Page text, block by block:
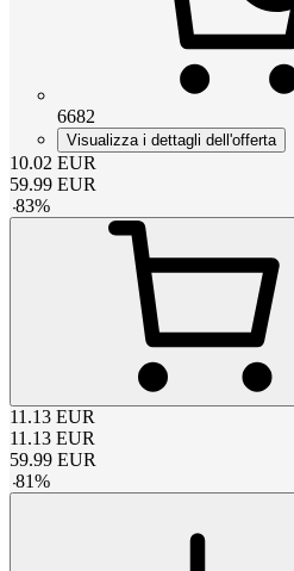
6682
Visualizza i dettagli dell'offerta
10.02 EUR
59.99 EUR
-83%
11.13 EUR
11.13 EUR
59.99 EUR
-81%